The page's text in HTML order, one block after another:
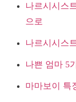
나르시시스
으로
나르시시스
나쁜 엄마 5
마마보이 특